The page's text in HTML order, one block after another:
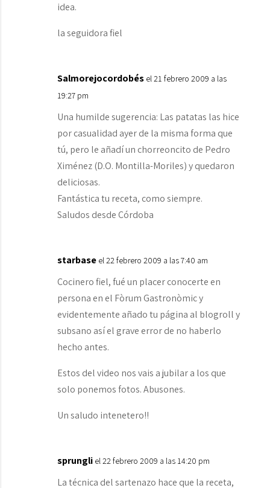
idea.
la seguidora fiel
Salmorejocordobés el 21 febrero 2009 a las
19:27 pm
Una humilde sugerencia: Las patatas las hice
por casualidad ayer de la misma forma que
tú, pero le añadí un chorreoncito de Pedro
Ximénez (D.O. Montilla-Moriles) y quedaron
deliciosas.
Fantástica tu receta, como siempre.
Saludos desde Córdoba
starbase el 22 febrero 2009 a las 7:40 am
Cocinero fiel, fué un placer conocerte en
persona en el Fòrum Gastronòmic y
evidentemente añado tu página al blogroll y
subsano así el grave error de no haberlo
hecho antes.
Estos del video nos vais a jubilar a los que
solo ponemos fotos. Abusones.
Un saludo intenetero!!
sprungli el 22 febrero 2009 a las 14:20 pm
La técnica del sartenazo hace que la receta,